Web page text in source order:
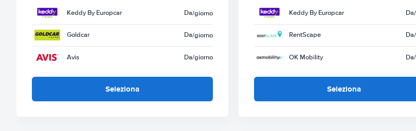
Keddy By Europcar Da/giorno
Goldcar Da/giorno
Avis Da/giorno
Seleziona
Keddy By Europcar Da
RentScape Da
OK Mobility Da
Seleziona